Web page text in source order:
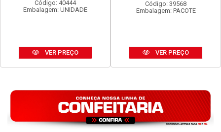
Código: 40444
Embalagem: UNIDADE
VER PREÇO
Código: 39568
Embalagem: PACOTE
VER PREÇO